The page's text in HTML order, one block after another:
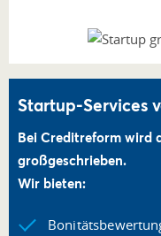
Startup-Services
Bei Creditreform wird
großgeschrieben.
Wir bieten: